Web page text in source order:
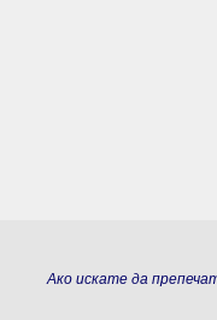
Ако искате да